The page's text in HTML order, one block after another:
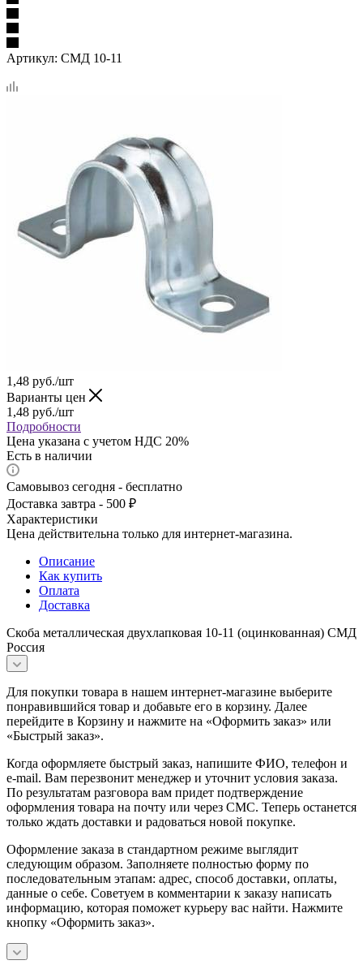
Артикул: СМД 10-11
1,48 руб./шт
Варианты цен
1,48 руб./шт
Подробности
Цена указана с учетом НДС 20%
Есть в наличии
Самовывоз сегодня - бесплатно
Доставка завтра - 500 ₽
Характеристики
Цена действительна только для интернет-магазина.
Описание
Как купить
Оплата
Доставка
Скоба металлическая двухлапковая 10-11 (оцинкованная) СМД
Россия
Для покупки товара в нашем интернет-магазине выберите
понравившийся товар и добавьте его в корзину. Далее
перейдите в Корзину и нажмите на «Оформить заказ» или
«Быстрый заказ».
Когда оформляете быстрый заказ, напишите ФИО, телефон и
e-mail. Вам перезвонит менеджер и уточнит условия заказа.
По результатам разговора вам придет подтверждение
оформления товара на почту или через СМС. Теперь останется
только ждать доставки и радоваться новой покупке.
Оформление заказа в стандартном режиме выглядит
следующим образом. Заполняете полностью форму по
последовательным этапам: адрес, способ доставки, оплаты,
данные о себе. Советуем в комментарии к заказу написать
информацию, которая поможет курьеру вас найти. Нажмите
кнопку «Оформить заказ».